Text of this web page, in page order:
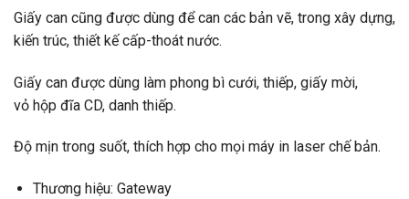
Giấy can cũng được dùng để can các bản vẽ, trong xây dựng,
kiến trúc, thiết kế cấp-thoát nước.
Giấy can được dùng làm phong bì cưới, thiếp, giấy mời,
vỏ hộp đĩa CD, danh thiếp.
Độ mịn trong suốt, thích hợp cho mọi máy in laser chế bản.
Thương hiệu: Gateway